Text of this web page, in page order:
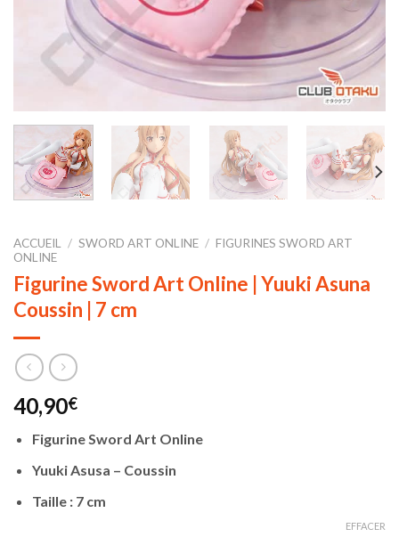
ACCUEIL / SWORD ART ONLINE / FIGURINES SWORD ART
ONLINE
Figurine Sword Art Online | Yuuki Asuna
Coussin | 7 cm
40,90€
Figurine Sword Art Online
Yuuki Asusa – Coussin
Taille : 7 cm
EFFACER